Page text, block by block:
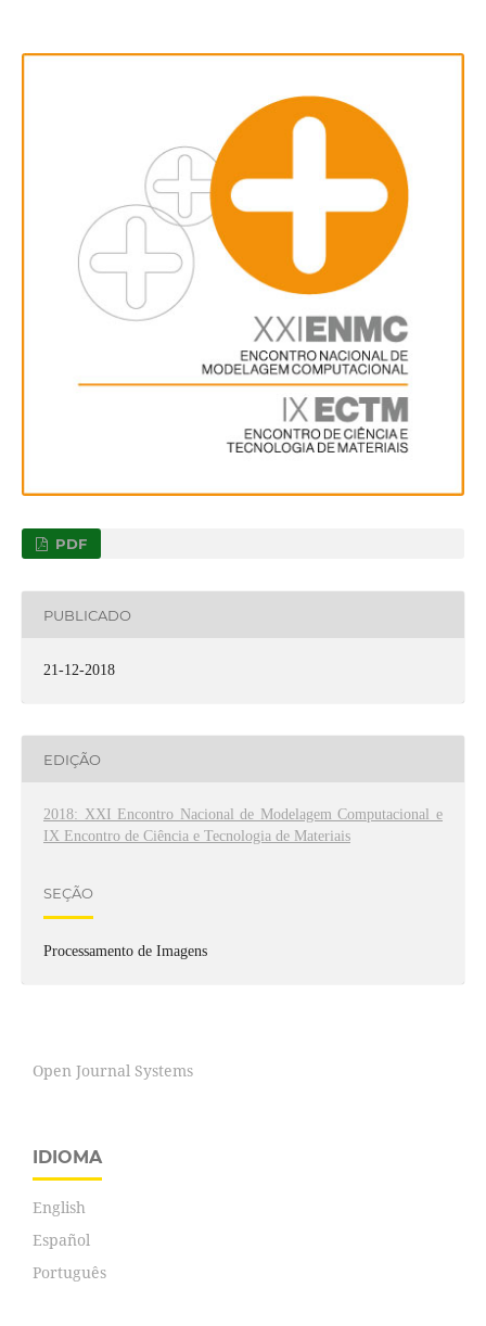
PDF
PUBLICADO
21-12-2018
EDIÇÃO
2018: XXI Encontro Nacional de Modelagem Computacional e
IX Encontro de Ciência e Tecnologia de Materiais
SEÇÃO
Processamento de Imagens
Open Journal Systems
IDIOMA
English
Español
Português